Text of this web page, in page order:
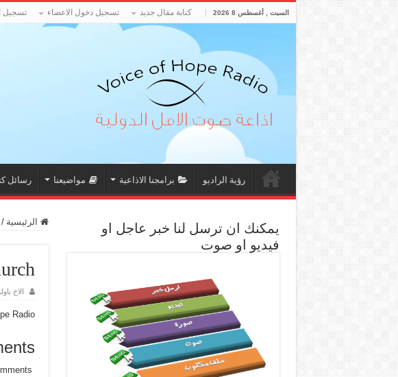
السبت , أغسطس 8 2026 كتابة مقال جديد تسجيل دخول الاعضاء تسجيل
رؤية الراديو برامجنا الاذاعية مواضيعنا رسائل
الرئيسية /
الاخ
Radio
يمكنك ان ترسل لنا خبر عاجل او
فيديو او صوت